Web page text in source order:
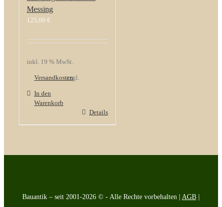
Messing
125,00 €
inkl. 19 % MwSt.
zzgl.
Versandkosten
In den
Warenkorb
Details
Bauantik – seit 2001-2026 © - Alle Rechte vorbehalten | AGB |